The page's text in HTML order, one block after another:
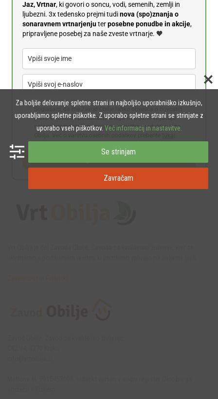
Jaz, Vrtnar, ki govori o soncu, vodi, semenih, zemlji in
ljubezni. 3x tedensko prejmi tudinova (spo)znanja o
sonaravnem vrtnarjenjuterposebne ponudbe in akcije,
pripravljene posebej za naše zveste vrtnarje. 🧡
preko e-novic ali personaliziranega trženja, ki vključuje
oglase, promocijski material in ponudbo produktov Vrta
Za boljše delovanje spletne strani in najboljšo uporabniško izkušnjo,
uporabljamo spletne piškotke. Z uporabo spletne strani se strinjate z
uporabo vseh piškotkov. Več informacij in nastavitve.
Se strinjam
Zavračam